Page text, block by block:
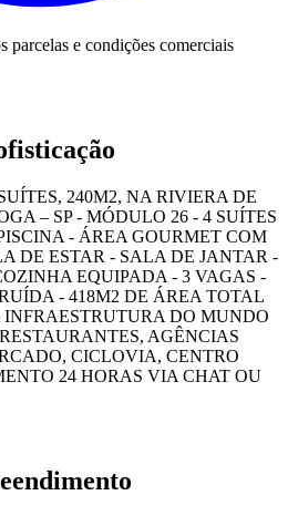
parcelas e condições comerciais
240M2, NA RIVIERA DE
– SP - MÓDULO 26 - 4 SUÍTES
- ÁREA GOURMET COM
DE ESTAR - SALA DE JANTAR -
EQUIPADA - 3 VAGAS -
- 418M2 DE ÁREA TOTAL
DO MUNDO
AGÊNCIAS
CICLOVIA, CENTRO
24 HORAS VIA CHAT OU